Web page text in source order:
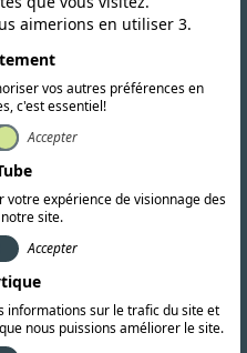
ESG
de
construire
aimerions en utiliser 3.
vos autres préférences en
c'est essentiel!
Accepter
votre expérience de visionnage des
site.
Accepter
informations sur le trafic du site et
nous puissions améliorer le site.